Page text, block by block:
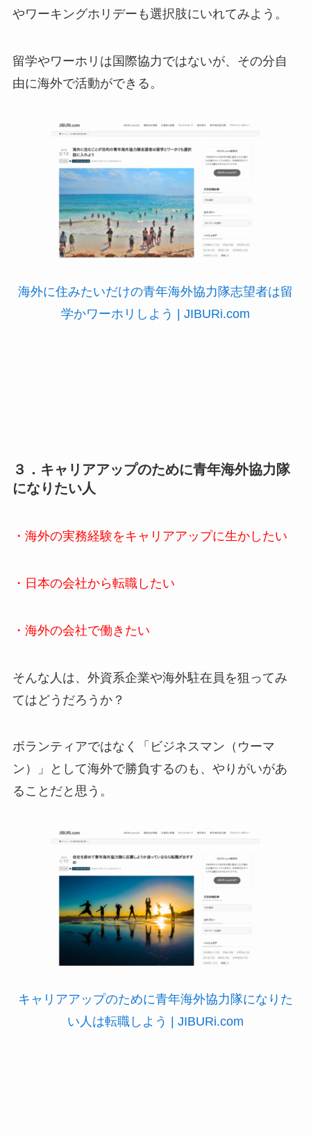
やワーキングホリデーも選択肢にいれてみよう。
留学やワーホリは国際協力ではないが、その分自
由に海外で活動ができる。
海外に住みたいだけの青年海外協力隊志望者は留
学かワーホリしよう | JIBURi.com
３．キャリアアップのために青年海外協力隊
になりたい人
・海外の実務経験をキャリアアップに生かしたい
・日本の会社から転職したい
・海外の会社で働きたい
そんな人は、外資系企業や海外駐在員を狙ってみ
てはどうだろうか？
ボランティアではなく「ビジネスマン（ウーマ
ン）」として海外で勝負するのも、やりがいがあ
ることだと思う。
キャリアアップのために青年海外協力隊になりた
い人は転職しよう | JIBURi.com